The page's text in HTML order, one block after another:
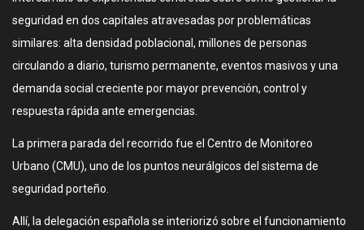
seguridad en dos capitales atravesadas por problemáticas
similares: alta densidad poblacional, millones de personas
circulando a diario, turismo permanente, eventos masivos y una
demanda social creciente por mayor prevención, control y
respuesta rápida ante emergencias.
La primera parada del recorrido fue el Centro de Monitoreo
Urbano (CMU), uno de los puntos neurálgicos del sistema de
seguridad porteño.
Allí, la delegación española se interiorizó sobre el funcionamiento